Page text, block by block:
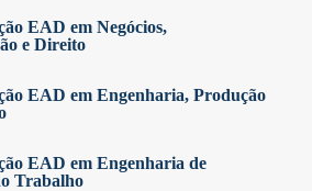
EAD em Negócios,
e Direito
EAD em Engenharia, Produção
EAD em Engenharia de
Trabalho